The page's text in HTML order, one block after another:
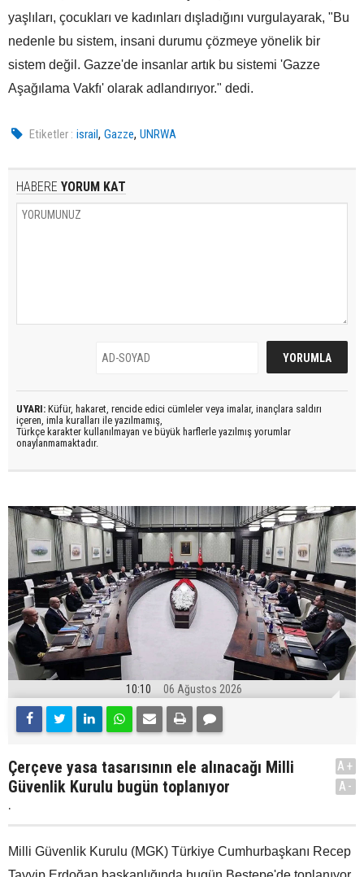
yaşlıları, çocukları ve kadınları dışladığını vurgulayarak, "Bu
nedenle bu sistem, insani durumu çözmeye yönelik bir
sistem değil. Gazze'de insanlar artık bu sistemi 'Gazze
Aşağılama Vakfı' olarak adlandırıyor." dedi.
Etiketler : israil,Gazze,UNRWA
HABERE YORUM KAT
UYARI: Küfür, hakaret, rencide edici cümleler veya imalar, inançlara saldırı
içeren, imla kuralları ile yazılmamış,
Türkçe karakter kullanılmayan ve büyük harflerle yazılmış yorumlar
onaylanmamaktadır.
10:10 06 Ağustos 2026
Çerçeve yasa tasarısının ele alınacağı Milli
Güvenlik Kurulu bugün toplanıyor
.
A+
A-
Milli Güvenlik Kurulu (MGK) Türkiye Cumhurbaşkanı Recep